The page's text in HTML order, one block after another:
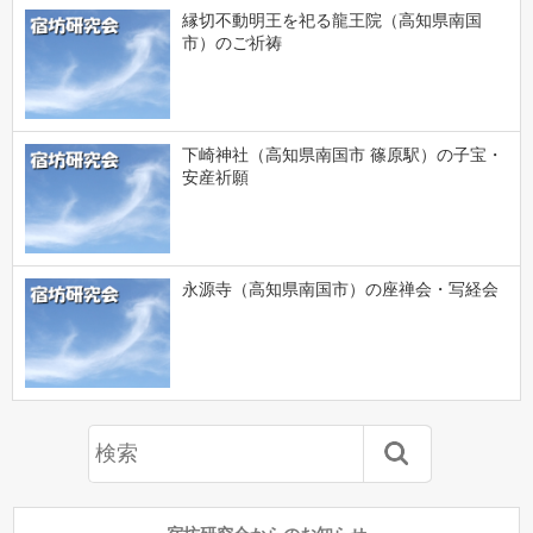
縁切不動明王を祀る龍王院（高知県南国
市）のご祈祷
下崎神社（高知県南国市 篠原駅）の子宝・
安産祈願
永源寺（高知県南国市）の座禅会・写経会